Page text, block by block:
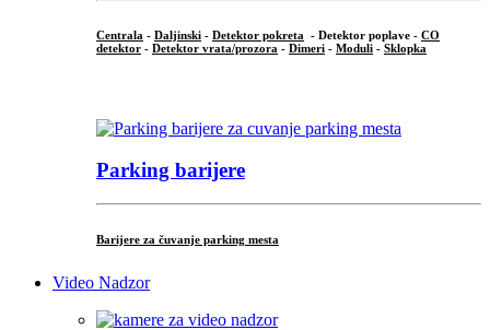
Centrala - Daljinski - Detektor pokreta - Detektor poplave - CO
detektor - Detektor vrata/prozora - Dimeri - Moduli - Sklopka
Parking barijere
Barijere za čuvanje parking mesta
Video Nadzor